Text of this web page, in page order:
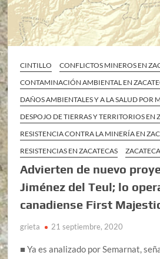
CINTILLO
CONFLICTOS MINEROS EN
CONTAMINACIÓN AMBIENTAL EN
DAÑOS AMBIENTALES Y A LA SALUD POR
DESPOJO DE TIERRAS Y TERRITORIOS EN
RESISTENCIA CONTRA LA MINERÍA EN
RESISTENCIAS EN ZACATECAS
Advierten de nuevo
Jiménez del Teul; lo
canadiense First
grieta 21 septiembre, 2020
■ Ya es analizado por Semarnat,